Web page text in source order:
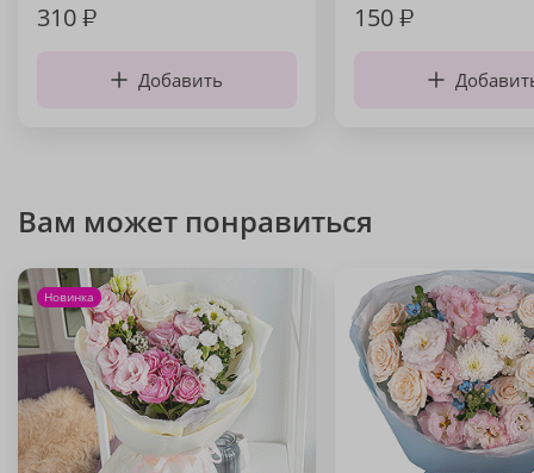
310₽
Добавить
150₽
Вам может понравиться
Новинка